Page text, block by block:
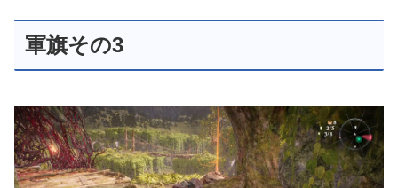
軍旗その3